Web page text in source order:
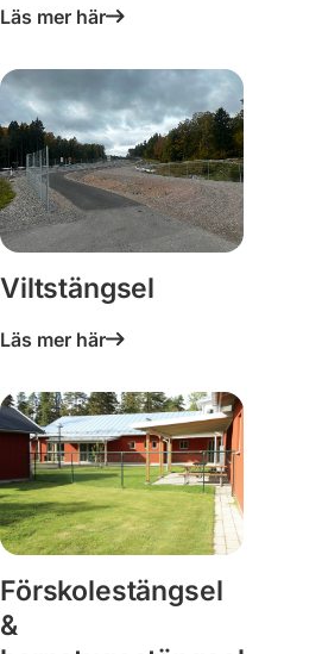
Läs mer här
Viltstängsel
Läs mer här
Förskolestängsel
&